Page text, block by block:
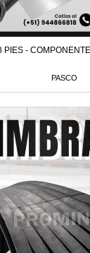
PIES -
PASCO